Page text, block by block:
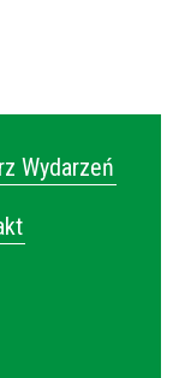
Wydarzeń